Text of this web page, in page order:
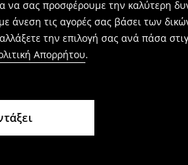
να σας προσφέρουμε την καλύτερη
άνεση τις αγορές σας βάσει των
την επιλογή σας ανά πάσα
Απορρήτου.